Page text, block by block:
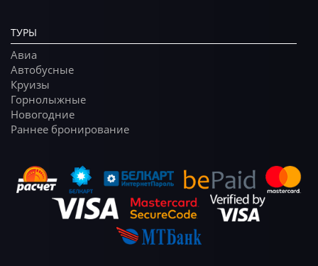
ТУРЫ
Авиа
Автобусные
Круизы
Горнолыжные
Новогодние
Раннее бронирование